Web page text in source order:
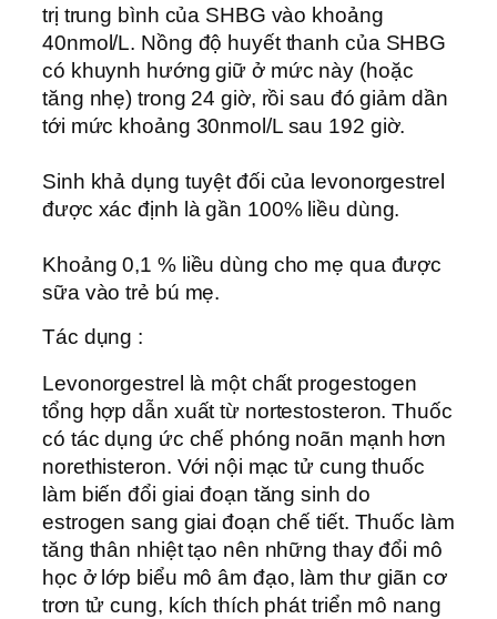
trị trung bình của SHBG vào khoảng
40nmol/L. Nồng độ huyết thanh của SHBG
có khuynh hướng giữ ở mức này (hoặc
tăng nhẹ) trong 24 giờ, rồi sau đó giảm dần
tới mức khoảng 30nmol/L sau 192 giờ.
Sinh khả dụng tuyệt đối của levonorgestrel
được xác định là gần 100% liều dùng.
Khoảng 0,1 % liều dùng cho mẹ qua được
sữa vào trẻ bú mẹ.
Tác dụng :
Levonorgestrel là một chất progestogen
tổng hợp dẫn xuất từ nortestosteron. Thuốc
có tác dụng ức chế phóng noãn mạnh hơn
norethisteron. Với nội mạc tử cung thuốc
làm biến đổi giai đoạn tăng sinh do
estrogen sang giai đoạn chế tiết. Thuốc làm
tăng thân nhiệt tạo nên những thay đổi mô
học ở lớp biểu mô âm đạo, làm thư giãn cơ
trơn tử cung, kích thích phát triển mô nang